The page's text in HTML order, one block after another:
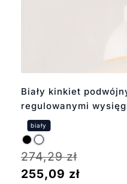
Biały kinkiet
regulowanymi
274,29zł
255,09 zł